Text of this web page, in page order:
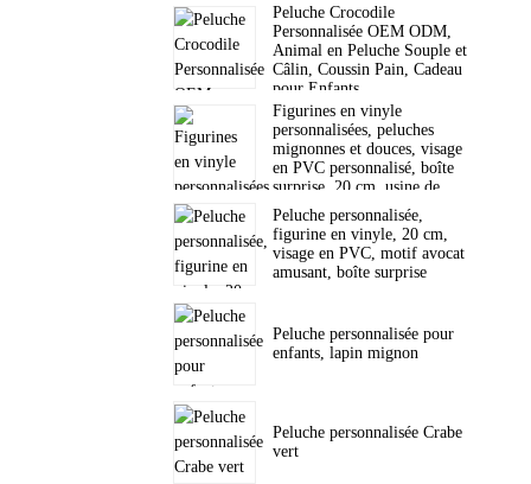
Peluche Crocodile
Personnalisée OEM ODM,
Animal en Peluche Souple et
Câlin, Coussin Pain, Cadeau
pour Enfants
Figurines en vinyle
personnalisées, peluches
mignonnes et douces, visage
en PVC personnalisé, boîte
surprise, 20 cm, usine de
jouets
Peluche personnalisée,
figurine en vinyle, 20 cm,
visage en PVC, motif avocat
amusant, boîte surprise
Peluche personnalisée pour
enfants, lapin mignon
Peluche personnalisée Crabe
vert